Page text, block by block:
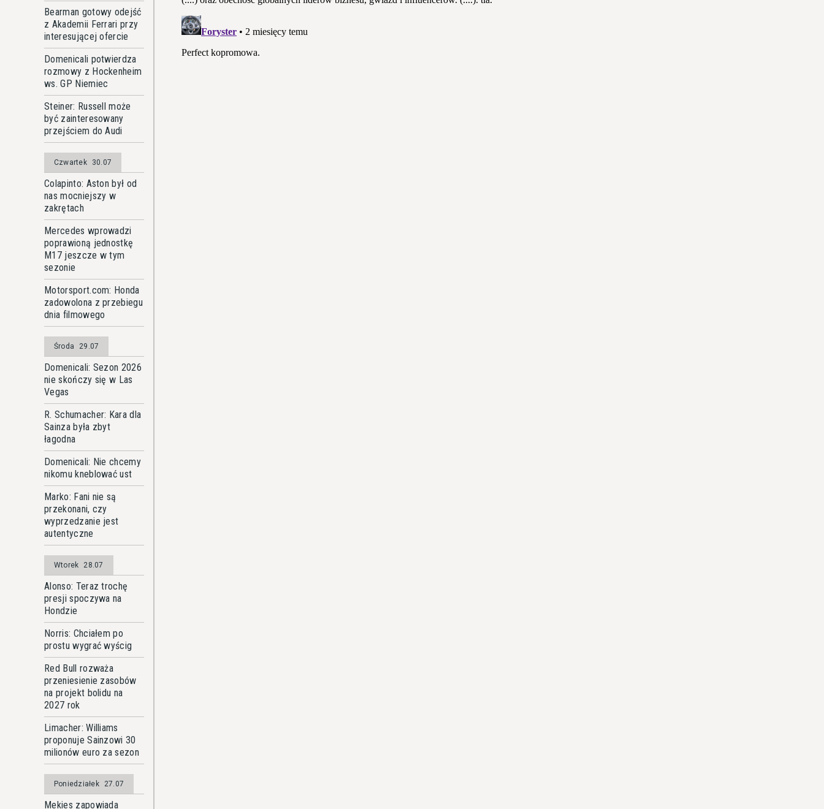
Bearman gotowy odejść
z Akademii Ferrari przy
interesującej ofercie
Domenicali potwierdza
rozmowy z Hockenheim
ws. GP Niemiec
Steiner: Russell może
być zainteresowany
przejściem do Audi
Czwartek 30.07
Colapinto: Aston był od
nas mocniejszy w
zakrętach
Mercedes wprowadzi
poprawioną jednostkę
M17 jeszcze w tym
sezonie
Motorsport.com: Honda
zadowolona z przebiegu
dnia filmowego
Środa 29.07
Domenicali: Sezon 2026
nie skończy się w Las
Vegas
R. Schumacher: Kara dla
Sainza była zbyt
łagodna
Domenicali: Nie chcemy
nikomu kneblować ust
Marko: Fani nie są
przekonani, czy
wyprzedzanie jest
autentyczne
Wtorek 28.07
Alonso: Teraz trochę
presji spoczywa na
Hondzie
Norris: Chciałem po
prostu wygrać wyścig
Red Bull rozważa
przeniesienie zasobów
na projekt bolidu na
2027 rok
Limacher: Williams
proponuje Sainzowi 30
milionów euro za sezon
Poniedziałek 27.07
Mekies zapowiada